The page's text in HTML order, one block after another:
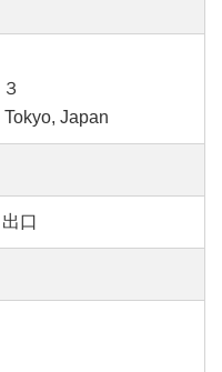
Japan
口